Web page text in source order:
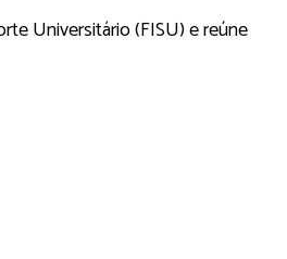
Universitário (FISU) e reúne